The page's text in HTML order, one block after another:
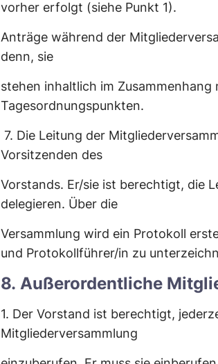
vorher erfolgt (siehe Punkt 1).
Anträge während der
denn, sie
stehen inhaltlich im Zusammenhang
Tagesordnungspunkten.
7. Die Leitung der
Vorsitzenden des
Vorstands. Er/sie ist berechtigt, die
delegieren. Über die
Versammlung wird ein Protokoll
und Protokollführer/in zu
8. Außerordentliche
1. Der Vorstand ist berechtigt,
Mitgliederversammlung